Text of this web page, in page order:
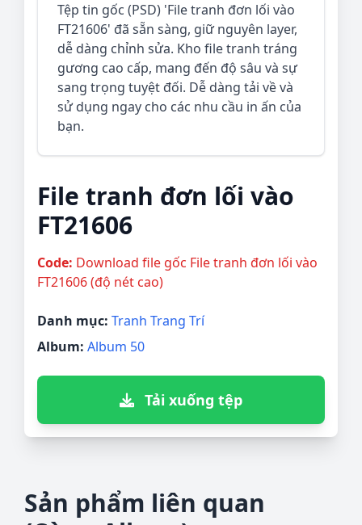
Tệp tin gốc (PSD) 'File tranh đơn lối vào
FT21606' đã sẵn sàng, giữ nguyên layer,
dễ dàng chỉnh sửa. Kho file tranh tráng
gương cao cấp, mang đến độ sâu và sự
sang trọng tuyệt đối. Dễ dàng tải về và
sử dụng ngay cho các nhu cầu in ấn của
bạn.
File tranh đơn lối vào
FT21606
Code: Download file gốc File tranh đơn lối vào
FT21606 (độ nét cao)
Danh mục: Tranh Trang Trí
Album: Album 50
Tải xuống tệp
Sản phẩm liên quan